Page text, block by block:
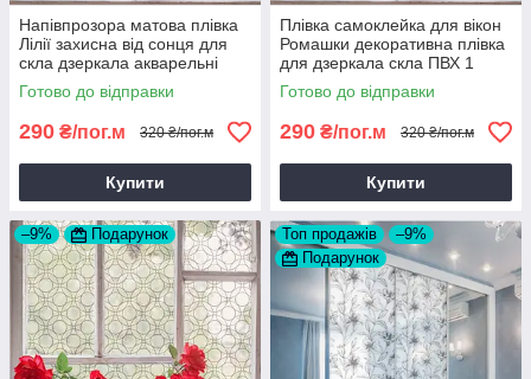
Напівпрозора матова плівка
Лілії захисна від сонця для
скла дзеркала акварельні
квіти 1 пог.м
Готово до відправки
290 ₴/пог.м 320 ₴/пог.м
Купити
Плівка самоклейка для вікон
Ромашки декоративна плівка
для дзеркала скла ПВХ 1
пог.м
Готово до відправки
290 ₴/пог.м 320 ₴/пог.м
Купити
–9% Подарунок Топ продажів
–9%
Подарунок